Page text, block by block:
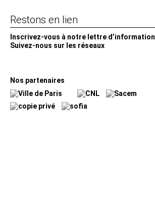
Restons en lien
Inscrivez-vous à notre lettre d’information
Suivez-nous sur les réseaux
Nos partenaires